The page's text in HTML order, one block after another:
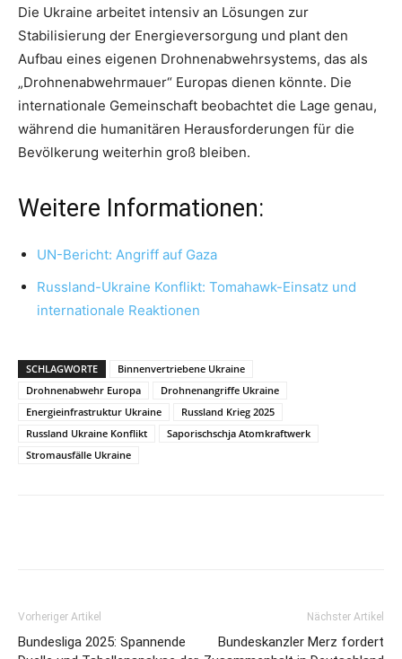
Die Ukraine arbeitet intensiv an Lösungen zur
Stabilisierung der Energieversorgung und plant den
Aufbau eines eigenen Drohnenabwehrsystems, das als
„Drohnenabwehrmauer“ Europas dienen könnte. Die
internationale Gemeinschaft beobachtet die Lage genau,
während die humanitären Herausforderungen für die
Bevölkerung weiterhin groß bleiben.
Weitere Informationen:
UN-Bericht: Angriff auf Gaza
Russland-Ukraine Konflikt: Tomahawk-Einsatz und
internationale Reaktionen
SCHLAGWORTE
Binnenvertriebene Ukraine
Drohnenabwehr Europa
Drohnenangriffe Ukraine
Energieinfrastruktur Ukraine
Russland Krieg 2025
Russland Ukraine Konflikt
Saporischschja Atomkraftwerk
Stromausfälle Ukraine
Vorheriger Artikel
Bundesliga 2025: Spannende
Nächster Artikel
Bundeskanzler Merz fordert